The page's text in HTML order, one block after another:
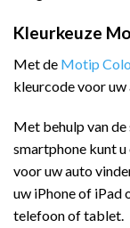
Kleurkeuze
Met de Motip
kleurcode voor uw
Met behulp van
smartphone kunt
voor uw auto
uw iPhone of iPad
telefoon of tablet.